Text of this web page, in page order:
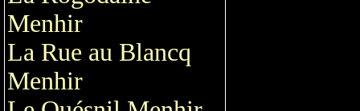
Menhir
La Rue au Blancq
Menhir